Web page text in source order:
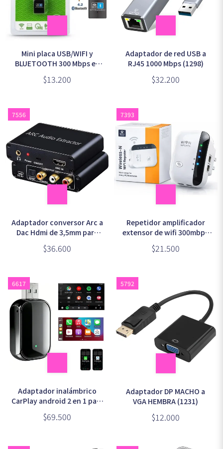
Mini placa USB/WIFI y
BLUETOOTH 300 Mbps en
$13.200
Adaptador de red USB a
RJ45 1000 Mbps (1298)
$32.200
7556
Adaptador conversor Arc a
Dac Hdmi de 3,5mm para
Coa Sound (1197)
$36.600
7393
Repetidor amplificador
extensor de wifi 300mbps
$21.500
6617
Adaptador inalámbrico
CarPlay android 2 en 1 para
auto usb tipo c
$69.500
5792
Adaptador DP MACHO a
VGA HEMBRA (1231)
$12.000